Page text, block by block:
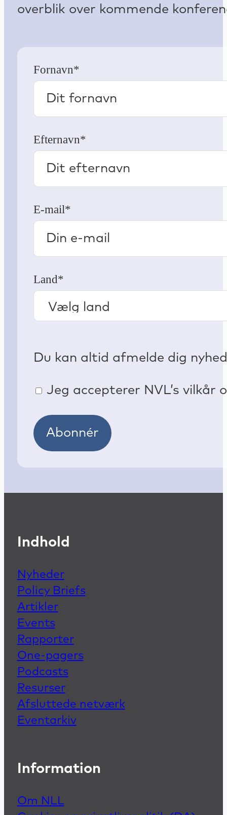
overblik over kommende
Fornavn*
Efternavn*
E-mail*
Land*
Du kan altid afmelde dig
Jeg accepterer NVL’s vilkår
Abonnér
Indhold
Nyheder
Policy Briefs
Artikler
Events
Rapporter
One-pagers
Podcasts
Resurser
Afsluttede netværk
Eventarkiv
Information
Om NLL